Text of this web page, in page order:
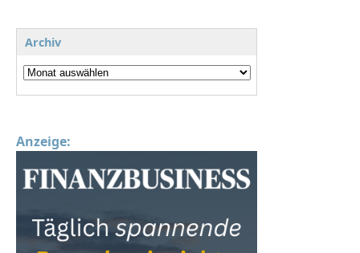
Archiv
Anzeige: